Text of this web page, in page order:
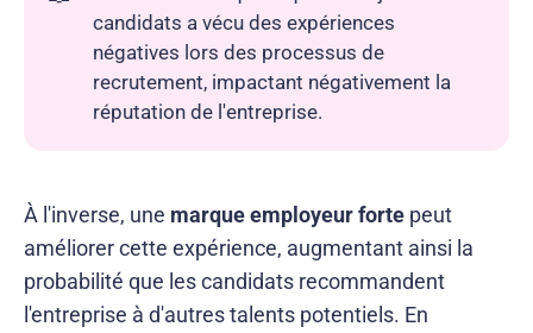
candidats a vécu des expériences
négatives lors des processus de
recrutement, impactant négativement la
réputation de l'entreprise.
À l'inverse, une marque employeur forte peut
améliorer cette expérience, augmentant ainsi la
probabilité que les candidats recommandent
l'entreprise à d'autres talents potentiels. En